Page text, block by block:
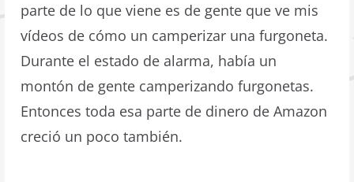
parte de lo que viene es de gente que ve mis
vídeos de cómo un camperizar una furgoneta.
Durante el estado de alarma, había un
montón de gente camperizando furgonetas.
Entonces toda esa parte de dinero de Amazon
creció un poco también.